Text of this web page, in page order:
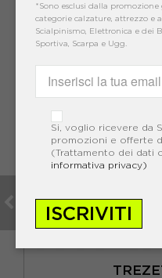
*Sono esclusi dalla
categorie calzature, attrezzo e
Scialpinismo, Elettronica e dei
Sportiva, Scarpa e Ugg.
Si, voglio ricevere da
promozioni e offerte
(Trattamento dei dati
informativa privacy)
ISCRIVITI